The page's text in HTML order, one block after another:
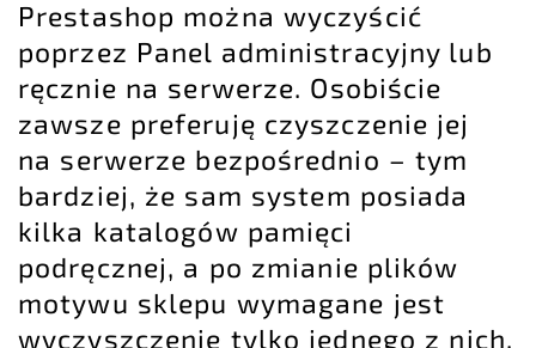
Prestashop można wyczyścić
poprzez Panel administracyjny lub
ręcznie na serwerze. Osobiście
zawsze preferuję czyszczenie jej
na serwerze bezpośrednio – tym
bardziej, że sam system posiada
kilka katalogów pamięci
podręcznej, a po zmianie plików
motywu sklepu wymagane jest
wyczyszczenie tylko jednego z nich.